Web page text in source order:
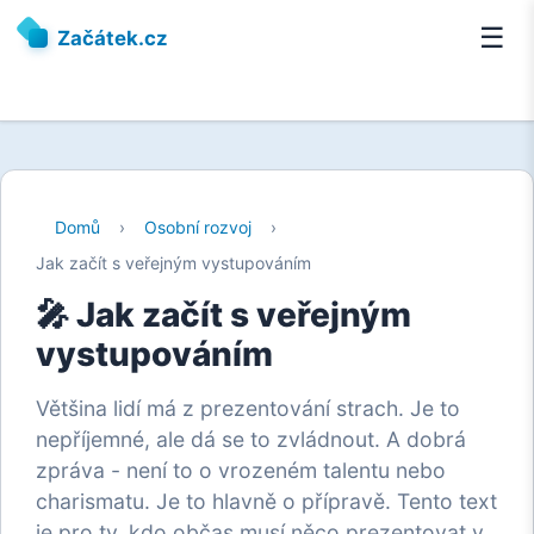
Začátek.cz ☰
Domů › Osobní rozvoj
›
Jak začít s veřejným vystupováním
🎤 Jak začít s veřejným
vystupováním
Většina lidí má z prezentování strach. Je to
nepříjemné, ale dá se to zvládnout. A dobrá
zpráva - není to o vrozeném talentu nebo
charismatu. Je to hlavně o přípravě. Tento text